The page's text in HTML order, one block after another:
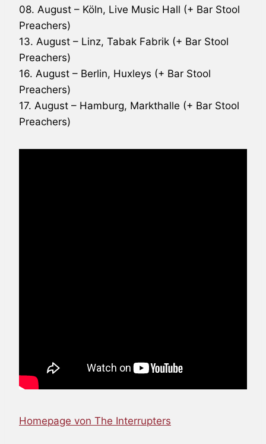
08. August – Köln, Live Music Hall (+ Bar Stool
Preachers)
13. August – Linz, Tabak Fabrik (+ Bar Stool
Preachers)
16. August – Berlin, Huxleys (+ Bar Stool
Preachers)
17. August – Hamburg, Markthalle (+ Bar Stool
Preachers)
Homepage von The Interrupters